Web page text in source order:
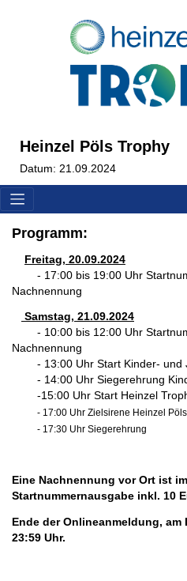
Heinzel Pöls Trophy
Datum: 21.09.2024
Programm:
Freitag, 20.09.2024
- 17:00 bis 19:00 Uhr
Nachnennung
Samstag, 21.09.2024
- 10:00 bis 12:00 Uhr
Nachnennung
- 13:00 Uhr Start Kinder- und
- 14:00 Uhr Siegerehrung
-15:00 Uhr Start Heinzel
- 17:00 Uhr Zielsirene Heinzel
- 17:30 Uhr Siegerehrung
Eine Nachnennung vor Ort ist
Startnummernausgabe inkl. 10
Ende der Onlineanmeldung, am
23:59 Uhr.